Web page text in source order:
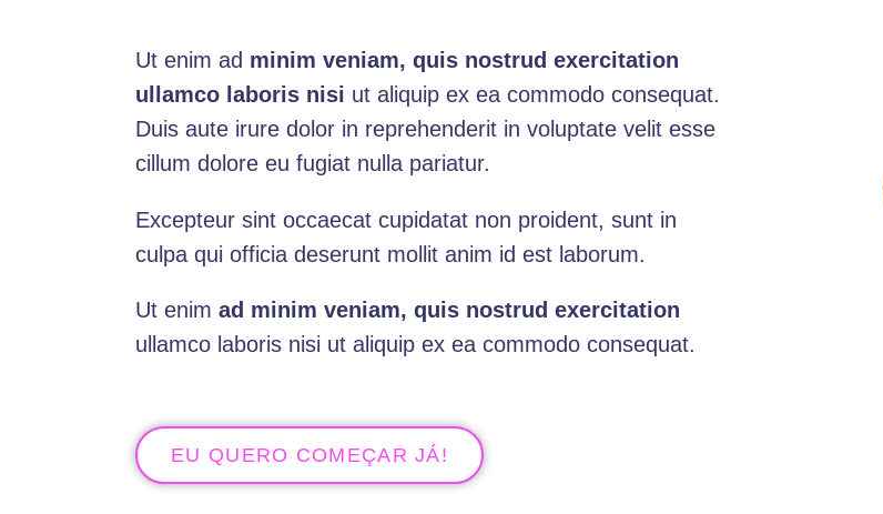
Ut enim ad minim veniam, quis nostrud exercitation
ullamco laboris nisi ut aliquip ex ea commodo consequat.
Duis aute irure dolor in reprehenderit in voluptate velit esse
cillum dolore eu fugiat nulla pariatur.
Excepteur sint occaecat cupidatat non proident, sunt in
culpa qui officia deserunt mollit anim id est laborum.
Ut enim ad minim veniam, quis nostrud exercitation
ullamco laboris nisi ut aliquip ex ea commodo consequat.
EU QUERO COMEÇAR JÁ!